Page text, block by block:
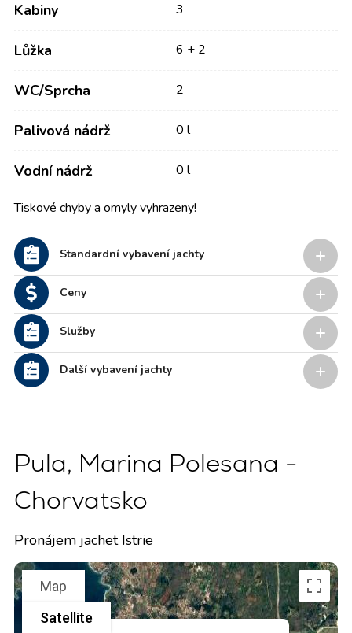
Kabiny 3
Lůžka 6 + 2
WC/Sprcha 2
Palivová nádrž 0 l
Vodní nádrž 0 l
Tiskové chyby a omyly vyhrazeny!
Standardní vybavení jachty
Ceny
Služby
Další vybavení jachty
Pula, Marina Polesana -
Chorvatsko
Pronájem jachet Istrie
Map
Satellite